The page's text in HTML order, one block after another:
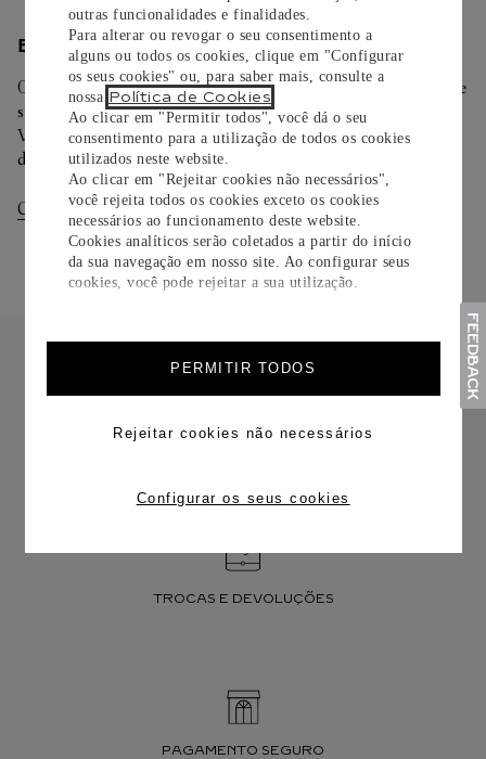
outras funcionalidades e finalidades.
Para alterar ou revogar o seu consentimento a
alguns ou todos os cookies, clique em "Configurar
os seus cookies" ou, para saber mais, consulte a
nossa Política de Cookies
Ao clicar em "Permitir todos", você dá o seu
consentimento para a utilização de todos os cookies
utilizados neste website.
Ao clicar em "Rejeitar cookies não necessários",
você rejeita todos os cookies exceto os cookies
necessários ao funcionamento deste website.
Cookies analíticos serão coletados a partir do início
da sua navegação em nosso site. Ao configurar seus
cookies, você pode rejeitar a sua utilização.
PERMITIR TODOS
Rejeitar cookies não necessários
Configurar os seus cookies
ENTREGA/DEVOLUÇÃO
Oferecemos diferentes opções de entrega. Selecione o envio de
sua preferência na finalização de seu pedido.
Você pode trocar ou devolver sua criação Cartier em até 30
dias.
Consultar Entregas Consultar Devoluções
TROCAS E DEVOLUÇÕES
PAGAMENTO SEGURO